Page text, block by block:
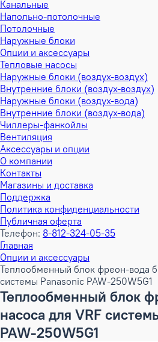
Канальные
Напольно-потолочные
Потолочные
Наружные блоки
Опции и аксессуары
Тепловые насосы
Наружные блоки (воздух-воздух)
Внутренние блоки (воздух-воздух)
Наружные блоки (воздух-вода)
Внутренние блоки (воздух-вода)
Чиллеры-фанкойлы
Вентиляция
Аксессуары и опции
О компании
Контакты
Магазины и доставка
Поддержка
Политика конфиденциальности
Публичная оферта
Телефон: 8-812-324-05-35
Главная
Опции и аксессуары
Теплообменный блок фреон-вода
системы Panasonic PAW-250W5G1
Теплообменный блок
насоса для VRF
PAW-250W5G1